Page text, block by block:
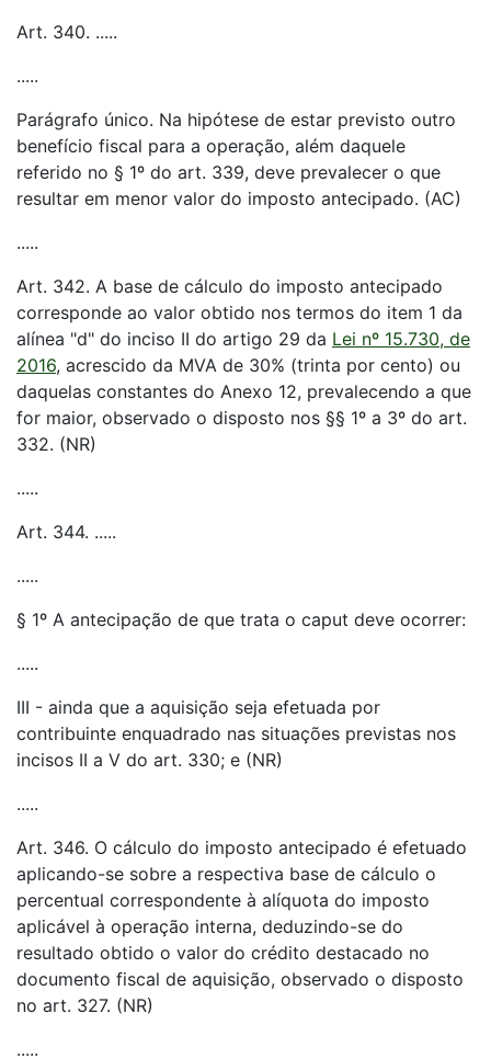
Art. 340. .....
.....
Parágrafo único. Na hipótese de estar previsto outro
benefício fiscal para a operação, além daquele
referido no § 1º do art. 339, deve prevalecer o que
resultar em menor valor do imposto antecipado. (AC)
.....
Art. 342. A base de cálculo do imposto antecipado
corresponde ao valor obtido nos termos do item 1 da
alínea "d" do inciso II do artigo 29 da Lei nº 15.730, de
2016, acrescido da MVA de 30% (trinta por cento) ou
daquelas constantes do Anexo 12, prevalecendo a que
for maior, observado o disposto nos §§ 1º a 3º do art.
332. (NR)
.....
Art. 344. .....
.....
§ 1º A antecipação de que trata o caput deve ocorrer:
.....
III - ainda que a aquisição seja efetuada por
contribuinte enquadrado nas situações previstas nos
incisos II a V do art. 330; e (NR)
.....
Art. 346. O cálculo do imposto antecipado é efetuado
aplicando-se sobre a respectiva base de cálculo o
percentual correspondente à alíquota do imposto
aplicável à operação interna, deduzindo-se do
resultado obtido o valor do crédito destacado no
documento fiscal de aquisição, observado o disposto
no art. 327. (NR)
.....